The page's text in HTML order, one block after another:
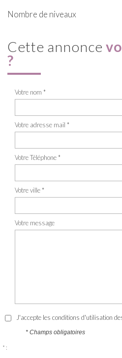
Nombre de niveaux
cette annonce
?
Votre nom *
Votre adresse mail *
Votre Téléphone *
Votre ville *
Votre message
J'accepte les conditions d'utilisation
* Champs obligatoires
* :